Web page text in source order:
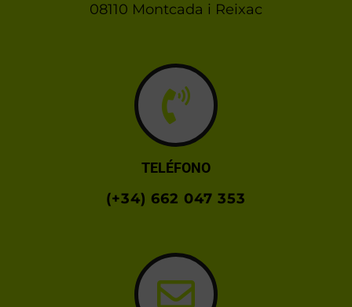
08110 Montcada i Reixac
TELÉFONO
(+34) 662 047 353